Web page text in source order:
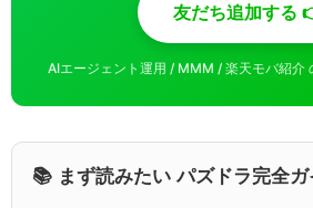
友だち追加する
AIエージェント運用 / MMM / 楽天モバ紹介
📚 まず読みたい パズドラ完全ガ